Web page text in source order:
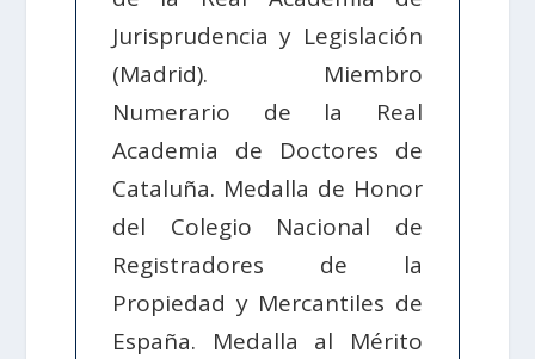
Jurisprudencia y Legislación
(Madrid). Miembro
Numerario de la Real
Academia de Doctores de
Cataluña. Medalla de Honor
del Colegio Nacional de
Registradores de la
Propiedad y Mercantiles de
España. Medalla al Mérito